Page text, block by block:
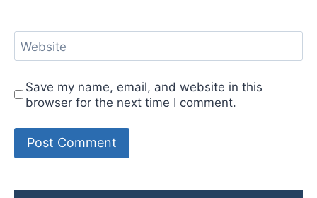
Website
Save my name, email, and website in this
browser for the next time I comment.